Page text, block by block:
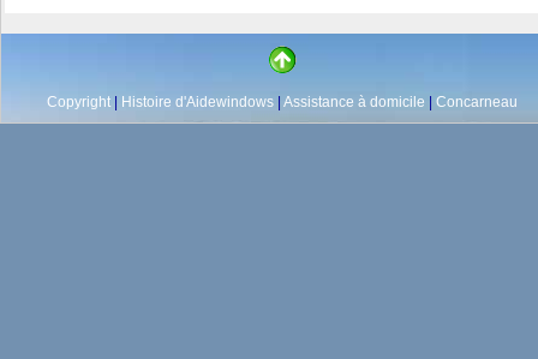
Copyright | Histoire d'Aidewindows | Assistance à domicile | Concarneau